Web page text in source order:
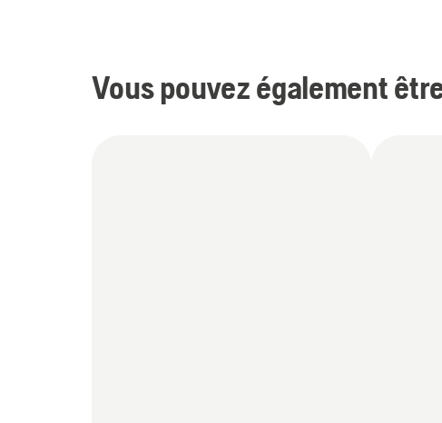
Vous pouvez également